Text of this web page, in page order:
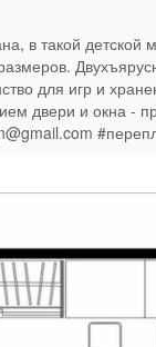
в такой детской
для игр и
двери и окна -